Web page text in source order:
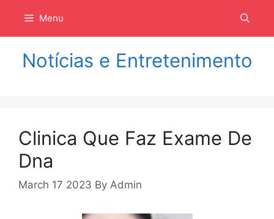
isi
Menu
Notícias e Entretenimento
Clinica Que Faz Exame De
Dna
March 17 2023 By Admin